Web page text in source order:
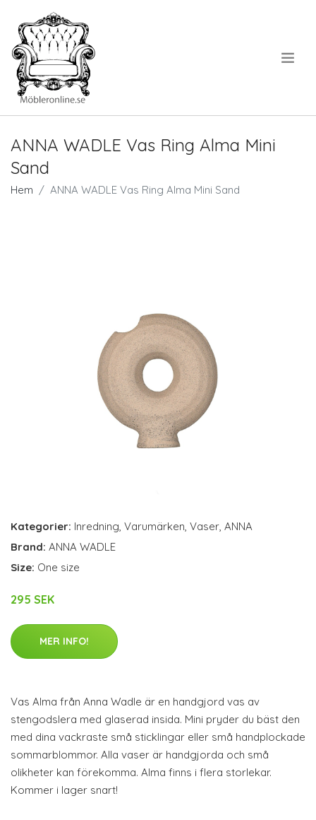
ANNA WADLE Vas Ring Alma Mini
Sand
Hem ANNA WADLE Vas Ring Alma Mini Sand
Kategorier: Inredning, Varumärken, Vaser, ANNA
Brand: ANNA WADLE
Size: One size
295 SEK
MER INFO!
Vas Alma från Anna Wadle är en handgjord vas av
stengodslera med glaserad insida. Mini pryder du bäst den
med dina vackraste små sticklingar eller små handplockade
sommarblommor. Alla vaser är handgjorda och små
olikheter kan förekomma. Alma finns i flera storlekar.
Kommer i lager snart!